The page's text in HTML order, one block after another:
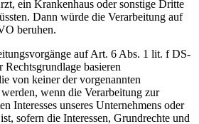
ein Krankenhaus oder sonstige Dritte
Dann würde die Verarbeitung auf
beruhen.
auf Art. 6 Abs. 1 lit. f DS-
basieren
von keiner der vorgenannten
wenn die Verarbeitung zur
Interesses unseres Unternehmens oder
sofern die Interessen, Grundrechte und